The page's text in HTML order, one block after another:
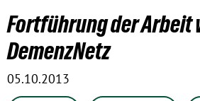
Fortführung der Arbeit
DemenzNetz
05.10.2013